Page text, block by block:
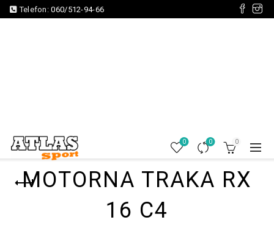
Telefon:060/512-94-66
0 0 0
MOTORNA TRAKA RX
16 C4